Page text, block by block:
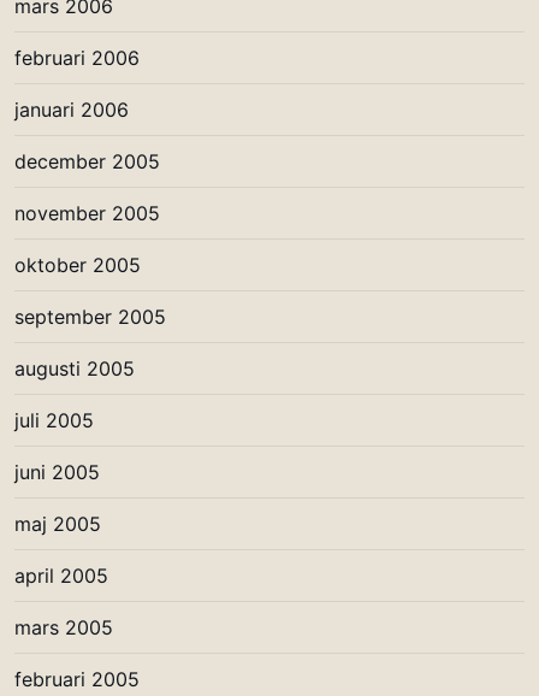
mars 2006
februari 2006
januari 2006
december 2005
november 2005
oktober 2005
september 2005
augusti 2005
juli 2005
juni 2005
maj 2005
april 2005
mars 2005
februari 2005